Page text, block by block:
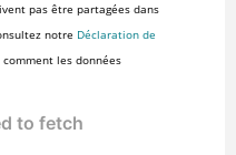
pas être partagées dans
notre Déclaration de
les données